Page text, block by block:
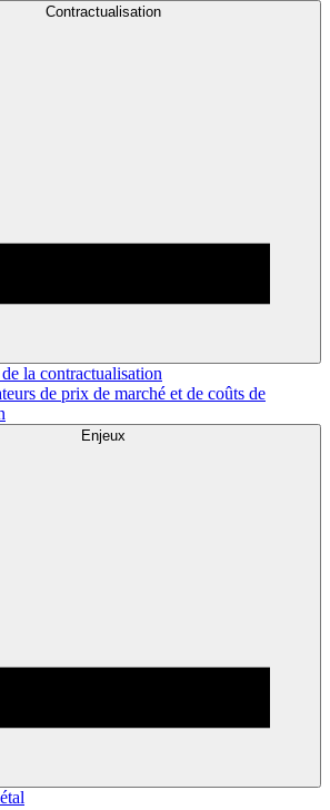
Contractualisation
la contractualisation
de prix de marché et de coûts de
Enjeux